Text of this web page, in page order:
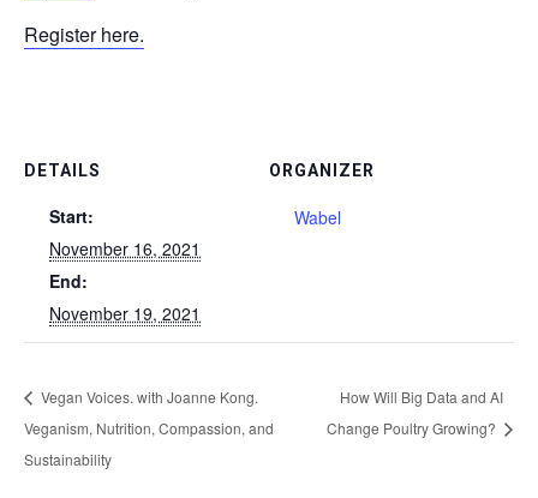
Register here.
DETAILS
Start:
November 16, 2021
End:
November 19, 2021
ORGANIZER
Wabel
Vegan Voices. with Joanne Kong.
Veganism, Nutrition, Compassion, and
Sustainability
How Will Big Data and AI
Change Poultry Growing?